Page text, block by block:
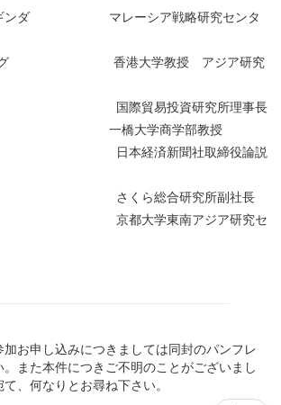
ダ マレーシア戦略研究センタ
グ 香港大学教授 アジア研究
際貿易投資研究所理事長
一橋大学商学部教授
本経済新聞社取締役論説
くら総合研究所副社長
都大学東南アジア研究セ
お申し込みにつきましては同封のパンフレ
。また本件につきご不明のことがございまし
、何なりとお尋ね下さい。